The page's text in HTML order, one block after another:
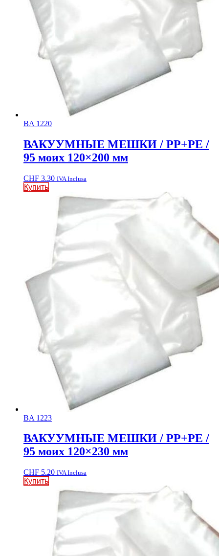
BA 1220
ВАКУУМНЫЕ МЕШКИ / PP+PE /
95 моих 120×200 мм
CHF 3.30 IVA Inclusa
Купить
BA 1223
ВАКУУМНЫЕ МЕШКИ / PP+PE /
95 моих 120×230 мм
CHF 5.20 IVA Inclusa
Купить